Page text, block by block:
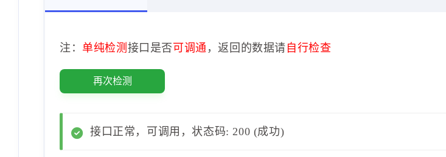
注： 单纯检测 接口是否可调通 ，返回的数据请 自行检查
再次检测
接口正常，可调用，状态码: 200 (成功)